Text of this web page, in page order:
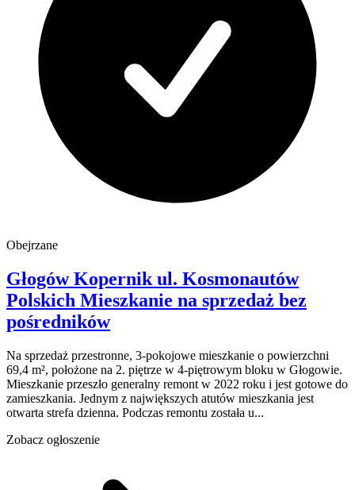
Obejrzane
Głogów Kopernik ul. Kosmonautów
Polskich Mieszkanie na sprzedaż bez
pośredników
Na sprzedaż przestronne, 3-pokojowe mieszkanie o powierzchni
69,4 m², położone na 2. piętrze w 4-piętrowym bloku w Głogowie.
Mieszkanie przeszło generalny remont w 2022 roku i jest gotowe do
zamieszkania. Jednym z największych atutów mieszkania jest
otwarta strefa dzienna. Podczas remontu została u...
Zobacz ogłoszenie